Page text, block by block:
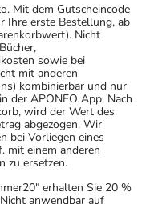
Mit dem Gutscheincode
Ihre erste Bestellung, ab
Nicht
sowie bei
mit anderen
kombinierbar und nur
der APONEO App. Nach
wird der Wert des
abgezogen. Wir
bei Vorliegen eines
mit einem anderen
zu ersetzen.
erhalten Sie 20 %
anwendbar auf